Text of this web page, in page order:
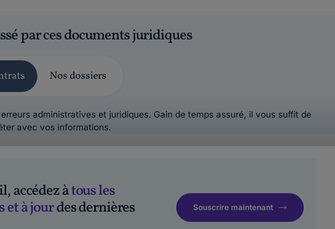
par ces documents juridiques
Nos dossiers
administratives et juridiques. Gain de temps assuré, il vous suffit de
avec vos informations.
accédez àtous les
et à jourdes dernières
Souscrire maintenant